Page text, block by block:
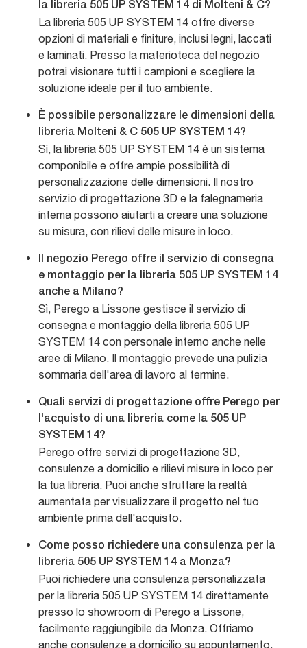
la libreria 505 UP SYSTEM 14 di Molteni & C?
La libreria 505 UP SYSTEM 14 offre diverse
opzioni di materiali e finiture, inclusi legni, laccati
e laminati. Presso la materioteca del negozio
potrai visionare tutti i campioni e scegliere la
soluzione ideale per il tuo ambiente.
È possibile personalizzare le dimensioni della
libreria Molteni & C 505 UP SYSTEM 14?
Sì, la libreria 505 UP SYSTEM 14 è un sistema
componibile e offre ampie possibilità di
personalizzazione delle dimensioni. Il nostro
servizio di progettazione 3D e la falegnameria
interna possono aiutarti a creare una soluzione
su misura, con rilievi delle misure in loco.
Il negozio Perego offre il servizio di consegna
e montaggio per la libreria 505 UP SYSTEM 14
anche a Milano?
Sì, Perego a Lissone gestisce il servizio di
consegna e montaggio della libreria 505 UP
SYSTEM 14 con personale interno anche nelle
aree di Milano. Il montaggio prevede una pulizia
sommaria dell'area di lavoro al termine.
Quali servizi di progettazione offre Perego per
l'acquisto di una libreria come la 505 UP
SYSTEM 14?
Perego offre servizi di progettazione 3D,
consulenze a domicilio e rilievi misure in loco per
la tua libreria. Puoi anche sfruttare la realtà
aumentata per visualizzare il progetto nel tuo
ambiente prima dell'acquisto.
Come posso richiedere una consulenza per la
libreria 505 UP SYSTEM 14 a Monza?
Puoi richiedere una consulenza personalizzata
per la libreria 505 UP SYSTEM 14 direttamente
presso lo showroom di Perego a Lissone,
facilmente raggiungibile da Monza. Offriamo
anche consulenze a domicilio su appuntamento.